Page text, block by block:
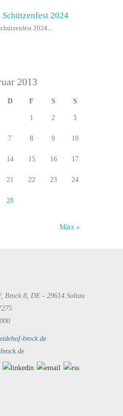
Schützenfest 2024
2024...
2013
D F S S
1 2 3
7 8 9 10
14 15 16 17
21 22 23 24
28
März »
Brock 8, DE - 29614 Soltau
brock.de